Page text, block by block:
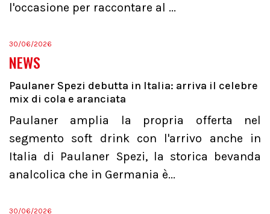
l'occasione per raccontare al ...
30/06/2026
NEWS
Paulaner Spezi debutta in Italia: arriva il celebre
mix di cola e aranciata
Paulaner amplia la propria offerta nel
segmento soft drink con l'arrivo anche in
Italia di Paulaner Spezi, la storica bevanda
analcolica che in Germania è...
30/06/2026